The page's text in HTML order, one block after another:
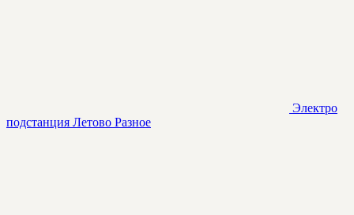
Электро
подстанция Летово Разное